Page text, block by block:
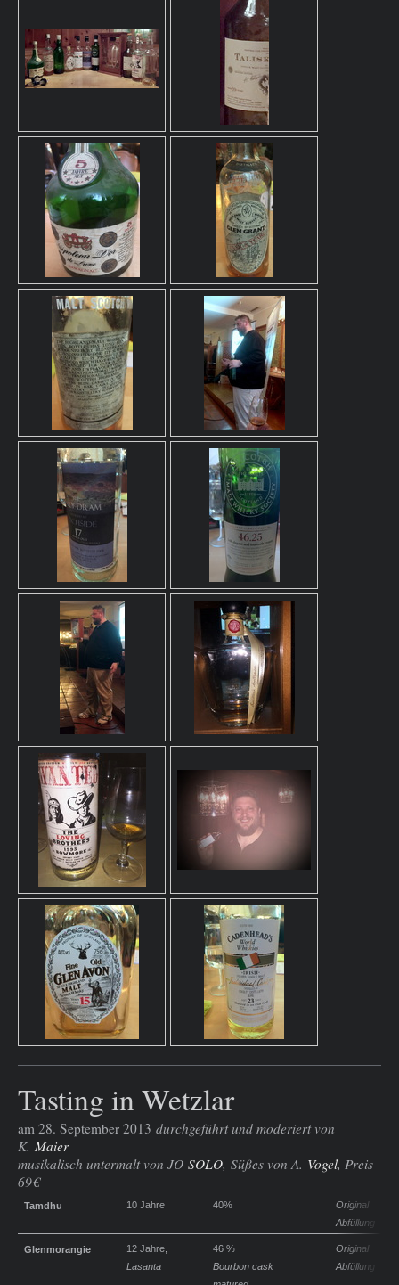
Tasting in Wetzlar
am 28. September 2013 durchgeführt und moderiert von
K. Maier
musikalisch untermalt von JO-SOLO, Süßes von A. Vogel, Preis
69€
Tamdhu 10 Jahre 40%
Original
Abfüllung
Glenmorangie
12 Jahre,
Lasanta
46 %
Bourbon cask
Original
Abfüllung